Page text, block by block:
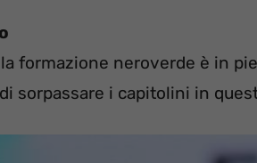
formazione neroverde è in
sorpassare i capitolini in